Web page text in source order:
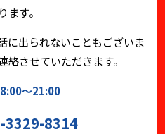
ます。
に出られないこともございま
絡させていただきます。
～21:00
3329-8314